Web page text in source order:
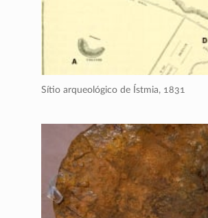
Sítio arqueológico de Ístmia, 1831